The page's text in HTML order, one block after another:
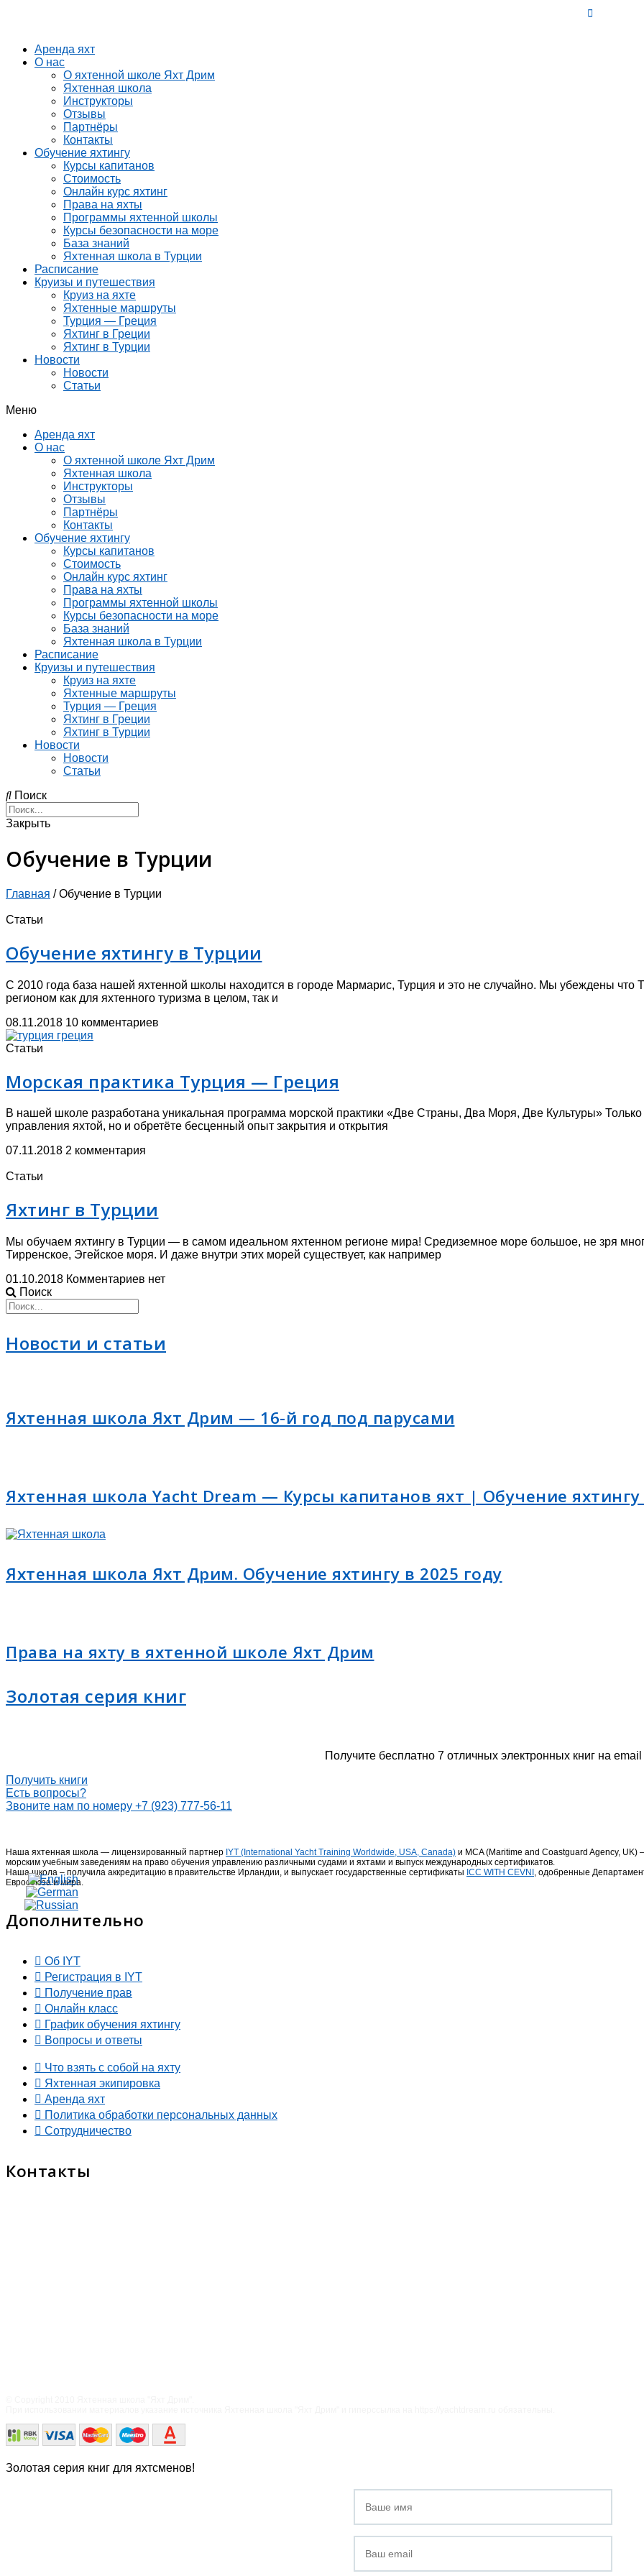
Аренда яхт
О нас
О яхтенной школе Яхт Дрим
Яхтенная школа
Инструкторы
Отзывы
Партнёры
Контакты
Обучение яхтингу
Курсы капитанов
Стоимость
Онлайн курс яхтинг
Права на яхты
Программы яхтенной школы
Курсы безопасности на море
База знаний
Яхтенная школа в Турции
Расписание
Круизы и путешествия
Круиз на яхте
Яхтенные маршруты
Турция — Греция
Яхтинг в Греции
Яхтинг в Турции
Новости
Новости
Статьи
Меню
Аренда яхт
О нас
О яхтенной школе Яхт Дрим
Яхтенная школа
Инструкторы
Отзывы
Партнёры
Контакты
Обучение яхтингу
Курсы капитанов
Стоимость
Онлайн курс яхтинг
Права на яхты
Программы яхтенной школы
Курсы безопасности на море
База знаний
Яхтенная школа в Турции
Расписание
Круизы и путешествия
Круиз на яхте
Яхтенные маршруты
Турция — Греция
Яхтинг в Греции
Яхтинг в Турции
Новости
Новости
Статьи
Поиск
Закрыть
Обучение в Турции
Главная /Обучение в Турции
Статьи
Обучение яхтингу в Турции
С 2010 года база нашей яхтенной школы находится в городе Мармарис, Турция и это не случайно. Мы убеждены
регионом как для яхтенного туризма в целом, так и
08.11.2018 10 комментариев
Статьи
Морская практика Турция — Греция
В нашей школе разработана уникальная программа морской практики «Две Страны, Два Моря, Две Культуры»
управления яхтой, но и обретёте бесценный опыт закрытия и открытия
07.11.2018 2 комментария
Статьи
Яхтинг в Турции
Мы обучаем яхтингу в Турции — в самом идеальном яхтенном регионе мира! Средиземное море большое, не зря
Тирренское, Эгейское моря. И даже внутри этих морей существует, как например
01.10.2018 Комментариев нет
Поиск
Новости и статьи
Яхтенная школа Яхт Дрим — 16-й год под парусами
Яхтенная школа Yacht Dream — Курсы капитанов яхт | Обучение яхтингу
Яхтенная школа Яхт Дрим. Обучение яхтингу в 2025 году
Права на яхту в яхтенной школе Яхт Дрим
Золотая серия книг
Получите бесплатно 7 отличных электронных книг на email
Получить книги
Есть вопросы?
Звоните нам по номеру +7 (923) 777-56-11
Наша яхтенная школа — лицензированный партнер IYT (International Yacht Training Worldwide, USA, Canada) и MCA (Maritime and Coastguard Agency,
морским учебным заведениям на право обучения управлению различными судами и яхтами и выпуск международных сертификатов.
Наша школа – получила аккредитацию в правительстве Ирландии, и выпускает государственные сертификаты ICC WITH CEVNI , одобренные
Евросоюза и мира.
Дополнительно
Об IYT
Регистрация в IYT
Получение прав
Онлайн класс
График обучения яхтингу
Вопросы и ответы
Что взять с собой на яхту
Яхтенная экипировка
Аренда яхт
Политика обработки персональных данных
Сотрудничество
Контакты
Золотая серия книг для яхтсменов!